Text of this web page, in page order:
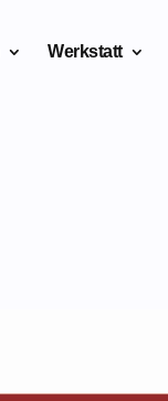
Werkstatt